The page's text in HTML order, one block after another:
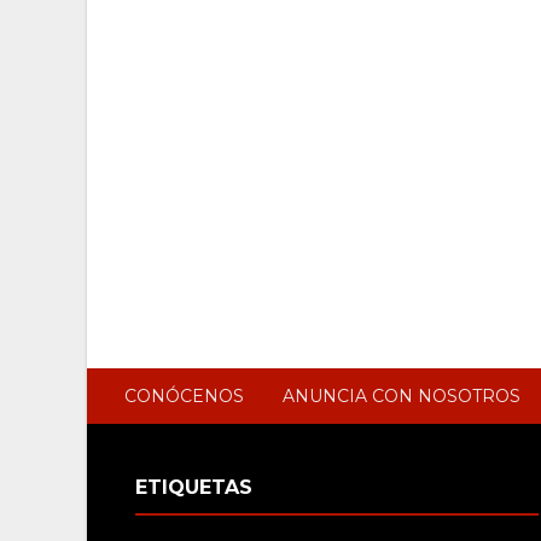
CONÓCENOS ANUNCIA CON NOSOTROS
ETIQUETAS